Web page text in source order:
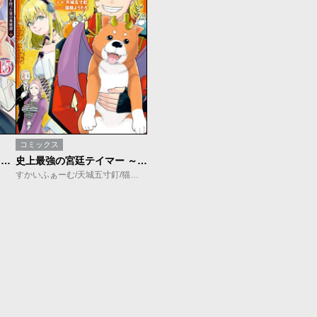
史上最強の魔法剣士、Fランク冒険者に転生する ～剣聖と魔帝、2つの前世を持った男の英雄譚～
コミックス
史上最強の宮廷テイマー ～自分を追い出して崩壊する王国を尻目に、辺境を開拓して使い魔たちの究極の楽園を作る～
すかいふぁーむ/天城五寸釘/猫箱ようたろ